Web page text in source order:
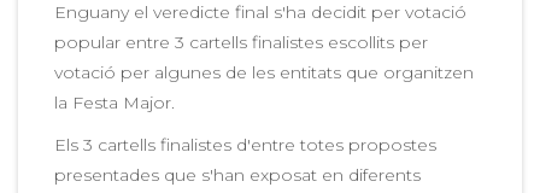
Enguany el veredicte final s'ha decidit per votació
popular entre 3 cartells finalistes escollits per
votació per algunes de les entitats que organitzen
la Festa Major.
Els 3 cartells finalistes d'entre totes propostes
presentades que s'han exposat en diferents